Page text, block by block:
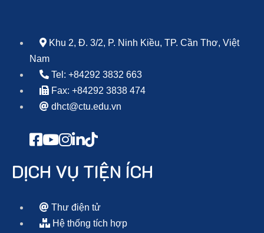
Khu 2, Đ. 3/2, P. Ninh Kiều, TP. Cần Thơ, Việt
Nam
Tel: +84292 3832 663
Fax: +84292 3838 474
dhct@ctu.edu.vn
DỊCH VỤ TIỆN ÍCH
Thư điện tử
Hệ thống tích hợp